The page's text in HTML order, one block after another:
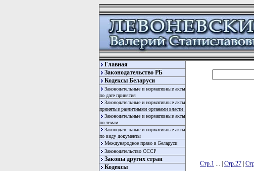
Главная
Законодательство РБ
Кодексы Беларуси
Законодательные и нормативные акты
по дате принятия
Законодательные и нормативные акты
принятые различными органами власти
Законодательные и нормативные акты
по темам
Законодательные и нормативные акты
по виду документы
Международное право в Беларуси
Законодательство СССР
Законы других стран
Кодексы
Стр.1 ... | Стр.27